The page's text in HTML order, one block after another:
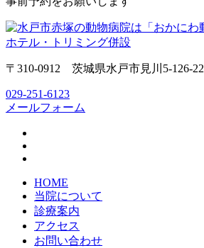
〒310-0912 茨城県水戸市見川5-126-22
029-251-6123
メールフォーム
HOME
当院について
診療案内
アクセス
お問い合わせ